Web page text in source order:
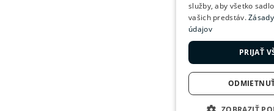
služby, aby všetko
vašich predstáv.
údajov
PRIJAŤ